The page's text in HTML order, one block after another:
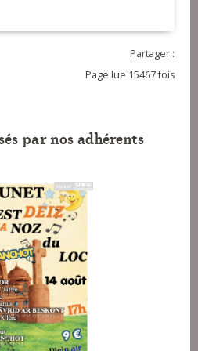
Partager :
Page lue 15467 fois
par nos adhérents